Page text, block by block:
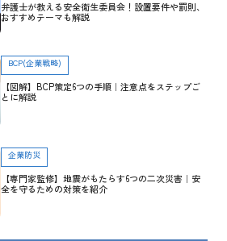
弁護士が教える安全衛生委員会！設置要件や罰則、
おすすめテーマも解説
BCP(企業戦略)
【図解】BCP策定6つの手順｜注意点をステップご
とに解説
企業防災
【専門家監修】地震がもたらす6つの二次災害｜安
全を守るための対策を紹介